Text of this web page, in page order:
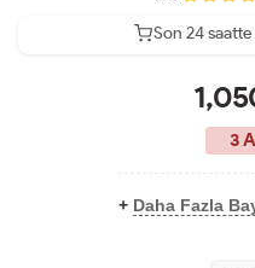
26
Son 24 saatte
3
+ Daha Fazla